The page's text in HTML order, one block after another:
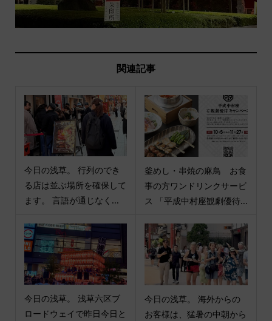
関連記事
今日の浅草。 行列のでき
る店は並ぶ場所を確保して
ます。 言語が通じなく...
釜めし・串焼の麻鳥 お食
事の方ワンドリンクサービ
ス 「平成中村座観劇優待...
今日の浅草。 浅草六区ブ
ロードウェイで昨日今日と
今日の浅草。 海外からの
お客様は、猛暑の中朝から